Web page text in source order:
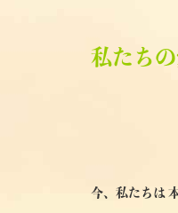
私たち
今、私たちは